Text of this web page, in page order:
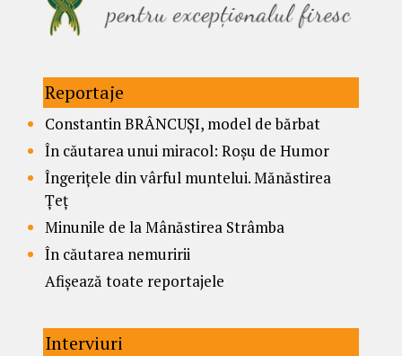
Reportaje
Constantin BRÂNCUȘI, model de bărbat
În căutarea unui miracol: Roșu de Humor
Îngerițele din vârful muntelui. Mănăstirea
Țeț
Minunile de la Mânăstirea Strâmba
În căutarea nemuririi
Afișează toate reportajele
Interviuri